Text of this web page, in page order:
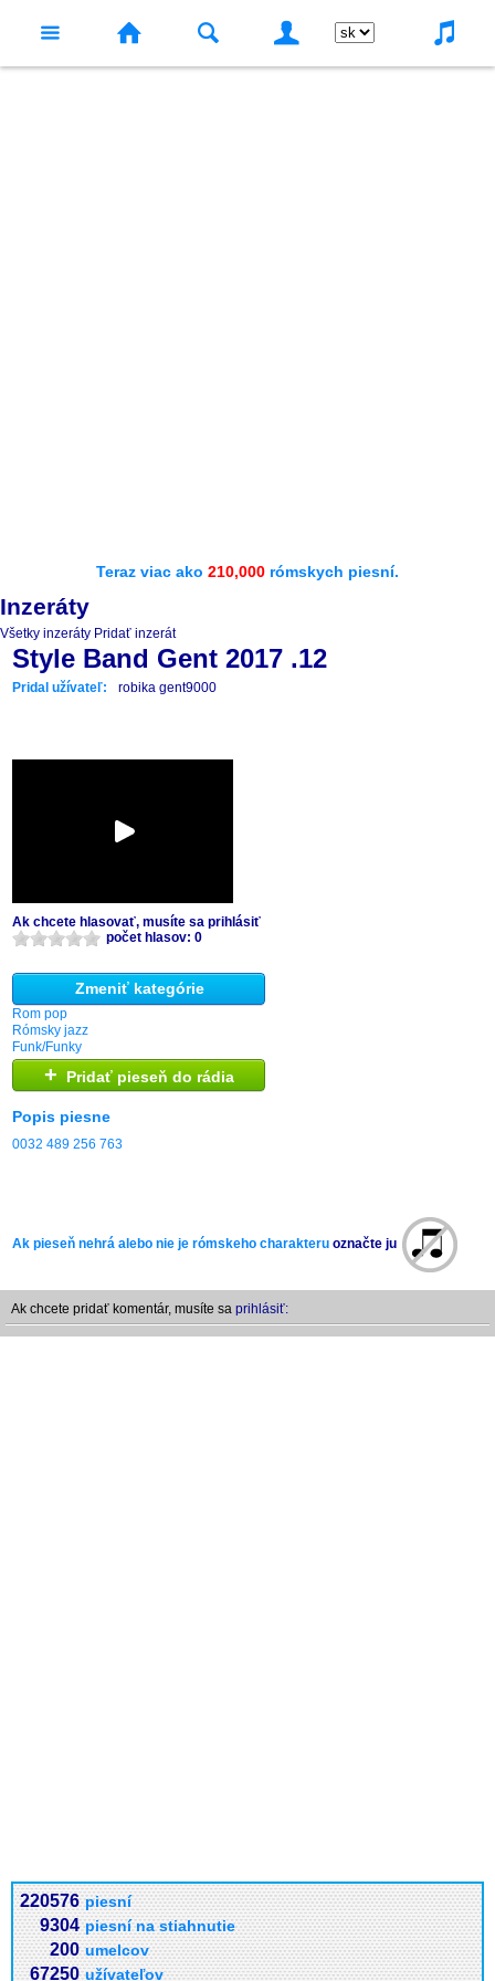
Teraz viac ako 210,000 rómskych piesní.
Inzeráty
Všetky inzeráty Pridať inzerát
Style Band Gent 2017 .12
Pridal užívateľ: robika gent9000
Ak chcete hlasovať, musíte sa prihlásiť
počet hlasov: 0
Zmeniť kategórie
Rom pop
Rómsky jazz
Funk/Funky
+ Pridať pieseň do rádia
Popis piesne
0032 489 256 763
Ak pieseň nehrá alebo nie je rómskeho charakteru označte ju
Ak chcete pridať komentár, musíte sa prihlásiť:
220576 piesní
9304 piesní na stiahnutie
200 umelcov
67250 užívateľov